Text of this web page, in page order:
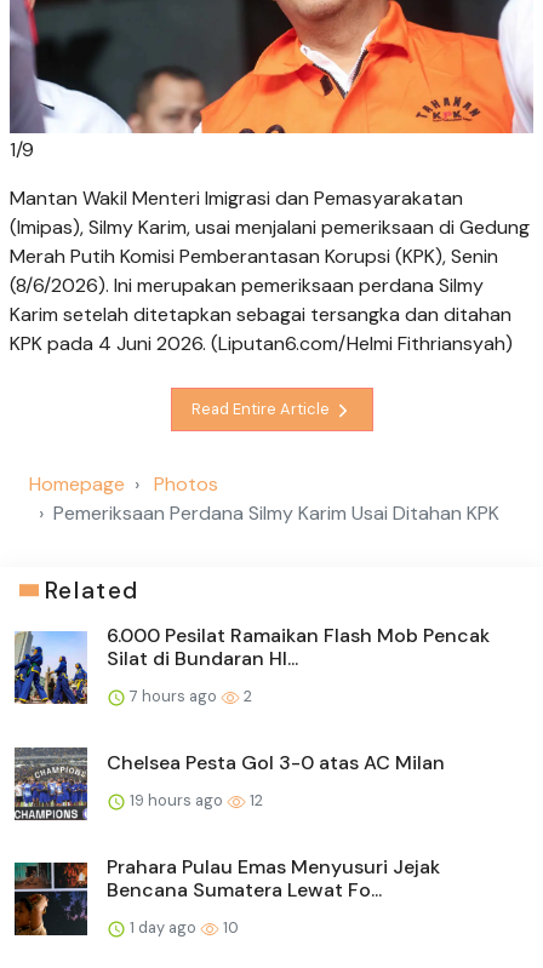
1/9
Mantan Wakil Menteri Imigrasi dan Pemasyarakatan
(Imipas), Silmy Karim, usai menjalani pemeriksaan di Gedung
Merah Putih Komisi Pemberantasan Korupsi (KPK), Senin
(8/6/2026). Ini merupakan pemeriksaan perdana Silmy
Karim setelah ditetapkan sebagai tersangka dan ditahan
KPK pada 4 Juni 2026. (Liputan6.com/Helmi Fithriansyah)
Read Entire Article
Homepage
Photos
Pemeriksaan Perdana Silmy Karim Usai Ditahan KPK
Related
6.000 Pesilat Ramaikan Flash Mob Pencak
Silat di Bundaran HI...
7 hours ago 2
Chelsea Pesta Gol 3-0 atas AC Milan
19 hours ago 12
Prahara Pulau Emas Menyusuri Jejak
Bencana Sumatera Lewat Fo...
1 day ago 10